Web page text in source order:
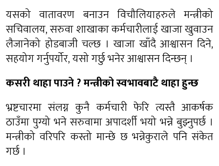
यसको वातावरण बनाउन विचौलियाहरुले मन्त्रीको
सचिवालय, सरुवा शाखाका कर्मचारीलाई खाजा खुवाउन
लैजानेको होडबाजी चल्छ । खाजा खाँदै आश्वासन दिने,
सहयोग गर्नुपर्योर, यसो गर्छु भनेर आश्वासन दिन्छन् ।
कसरी थाहा पाउने ? मन्त्रीको स्वभावबाटै थाहा हुन्छ
भ्रष्टचारमा संलग्न कुनै कर्मचारी फेरि त्यस्तै आकर्षक
ठाउँमा पुग्यो भने सरुवामा अपादर्शी भयो भन्ने बुझ्नुपर्छ ।
मन्त्रीको वरिपरि कस्तो मान्छे छ भन्नेकुराले पनि संकेत
गर्छ ।